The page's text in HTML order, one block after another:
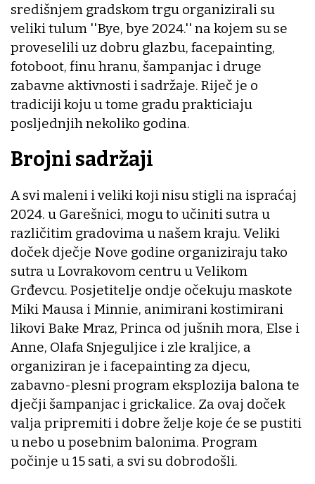
središnjem gradskom trgu organizirali su
veliki tulum ''Bye, bye 2024.'' na kojem su se
proveselili uz dobru glazbu, facepainting,
fotoboot, finu hranu, šampanjac i druge
zabavne aktivnosti i sadržaje. Riječ je o
tradiciji koju u tome gradu prakticiaju
posljednjih nekoliko godina.
Brojni sadržaji
A svi maleni i veliki koji nisu stigli na ispraćaj
2024. u Garešnici, mogu to učiniti sutra u
različitim gradovima u našem kraju. Veliki
doček dječje Nove godine organiziraju tako
sutra u Lovrakovom centru u Velikom
Grđevcu. Posjetitelje ondje očekuju maskote
Miki Mausa i Minnie, animirani kostimirani
likovi Bake Mraz, Princa od jušnih mora, Else i
Anne, Olafa Snjeguljice i zle kraljice, a
organiziran je i facepainting za djecu,
zabavno-plesni program eksplozija balona te
dječji šampanjac i grickalice. Za ovaj doček
valja pripremiti i dobre želje koje će se pustiti
u nebo u posebnim balonima. Program
počinje u 15 sati, a svi su dobrodošli.